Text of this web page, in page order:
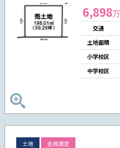
6,898
交通
土地面積
小学校区
中学校区
土地 会員限定